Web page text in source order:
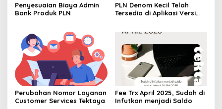
Penyesuaian Biaya Admin
Bank Produk PLN
PLN Denom Kecil Telah
Tersedia di Aplikasi Versi
Perubahan Nomor Layanan
Customer Services Tektaya
Fee Trx April 2025, Sudah di
Infutkan menjadi Saldo